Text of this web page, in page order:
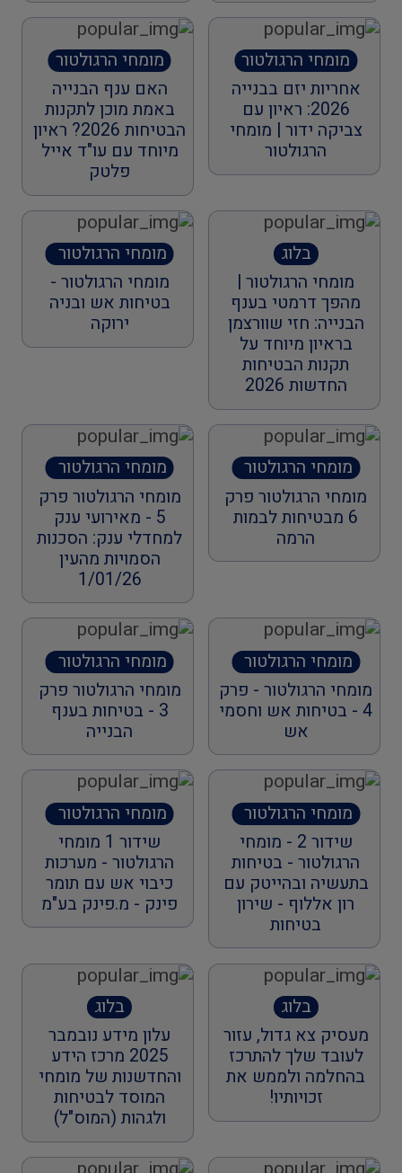
מומחי הרגולטור
אחריות יזם בבנייה
2026: ראיון עם
צביקה ידור | מומחי
הרגולטור
מומחי הרגולטור
האם ענף הבנייה
באמת מוכן לתקנות
הבטיחות 2026? ראיון
מיוחד עם עו"ד אייל
פלטק
בלוג
מומחי הרגולטור |
מהפך דרמטי בענף
הבנייה: חזי שוורצמן
בראיון מיוחד על
תקנות הבטיחות
החדשות 2026
מומחי הרגולטור
ברדיו החברתי
הראשון
מומחי הרגולטור -
בטיחות אש ובניה
ירוקה
מומחי הרגולטור
ברדיו החברתי
הראשון
מומחי הרגולטור פרק
6 מבטיחות לבמות
הרמה
מומחי הרגולטור
ברדיו החברתי
הראשון
מומחי הרגולטור פרק
5 - מאירועי ענק
למחדלי ענק: הסכנות
הסמויות מהעין
1/01/26
מומחי הרגולטור
ברדיו החברתי
הראשון
מומחי הרגולטור - פרק
4 - בטיחות אש וחסמי
אש
מומחי הרגולטור
ברדיו החברתי
הראשון
מומחי הרגולטור פרק
3 - בטיחות בענף
הבנייה
מומחי הרגולטור
ברדיו החברתי
הראשון
שידור 2 - מומחי
הרגולטור - בטיחות
בתעשיה ובהייטק עם
רון אללוף - שירון
בטיחות
מומחי הרגולטור
ברדיו החברתי
הראשון
שידור 1 מומחי
הרגולטור - מערכות
כיבוי אש עם תומר
פינק - מ.פינק בע"מ
בלוג
מעסיק צא גדול, עזור
לעובד שלך להתרכז
בהחלמה ולממש את
זכויותיו!
בלוג
עלון מידע נובמבר
2025 מרכז הידע
והחדשנות של מומחי
המוסד לבטיחות
ולגהות (המוס"ל)